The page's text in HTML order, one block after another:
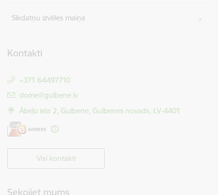
Sīkdatņu izvēles maiņa
Kontakti
+371 64497710
E-pasts:
dome@gulbene.lv
Ābeļu iela 2, Gulbene, Gulbenes novads, LV-4401
Visi kontakti
Sekojiet mums